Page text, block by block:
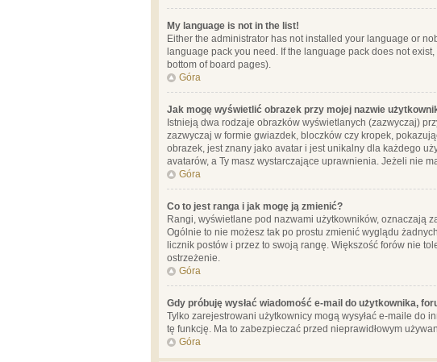
My language is not in the list!
Either the administrator has not installed your language or
language pack you need. If the language pack does not
bottom of board pages).
Góra
Jak mogę wyświetlić obrazek przy mojej nazwie
Istnieją dwa rodzaje obrazków wyświetlanych (zazwyczaj)
zazwyczaj w formie gwiazdek, bloczków czy kropek,
obrazek, jest znany jako avatar i jest unikalny dla każdego
avatarów, a Ty masz wystarczające uprawnienia. Jeżeli nie
Góra
Co to jest ranga i jak mogę ją zmienić?
Rangi, wyświetlane pod nazwami użytkowników, oznaczają
Ogólnie to nie możesz tak po prostu zmienić wyglądu
licznik postów i przez to swoją rangę. Większość forów nie
ostrzeżenie.
Góra
Gdy próbuję wysłać wiadomość e-mail do użytkownika,
Tylko zarejestrowani użytkownicy mogą wysyłać e-maile do
tę funkcję. Ma to zabezpieczać przed nieprawidłowym
Góra